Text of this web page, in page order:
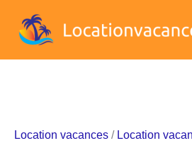
Location vacances / Location